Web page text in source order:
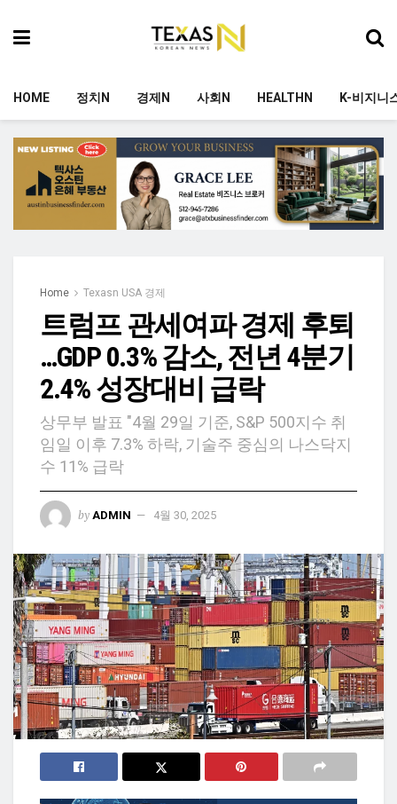
HOME 정치N 경제N 사회N HEALTHN K-비지니
Home Texasn USA 경제
트럼프 관세여파 경제 후퇴
…GDP 0.3% 감소, 전년 4분기
2.4% 성장대비 급락
상무부 발표 "4월 29일 기준, S&P 500지수 취
임일 이후 7.3% 하락, 기술주 중심의 나스닥지
수 11% 급락
by ADMIN 4월 30, 2025